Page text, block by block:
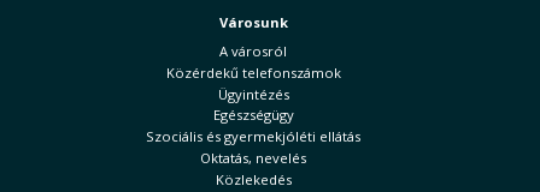
Városunk
A városról
Közérdekű telefonszámok
Ügyintézés
Egészségügy
Szociális és gyermekjóléti ellátás
Oktatás, nevelés
Közlekedés